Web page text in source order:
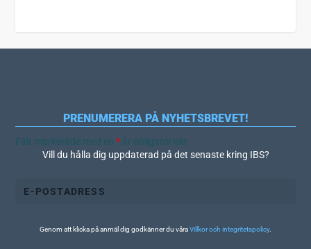
PRENUMERERA PÅ NYHETSBREVET!
Fält markerade med en* är obligatoriskt
Vill du hålla dig uppdaterad på det senaste kring IBS?
Genom att klicka på anmäl dig godkänner du våraVillkor och integritetspolicy.